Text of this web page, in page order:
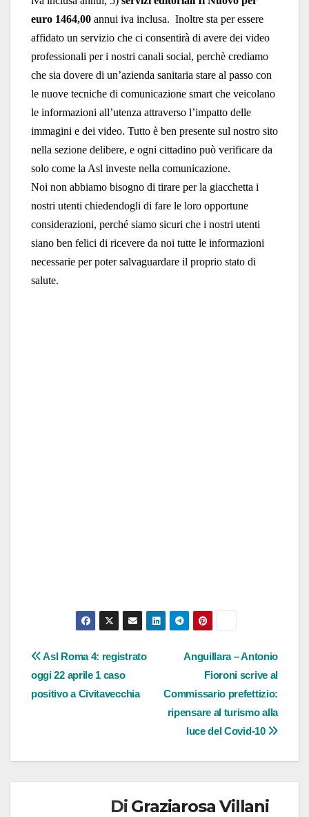
euro 1464,00 annui iva inclusa. Inoltre sta per essere
affidato un servizio che ci consentirà di avere dei video
professionali per i nostri canali social, perchè crediamo
che sia dovere di un’azienda sanitaria stare al passo con
le nuove tecniche di comunicazione smart che veicolano
le informazioni all’utenza attraverso l’impatto delle
immagini e dei video. Tutto è ben presente sul nostro sito
nella sezione delibere, e ogni cittadino può verificare da
solo come la Asl investe nella comunicazione.
Noi non abbiamo bisogno di tirare per la giacchetta i
nostri utenti chiedendogli di fare le loro opportune
considerazioni, perché siamo sicuri che i nostri utenti
siano ben felici di ricevere da noi tutte le informazioni
necessarie per poter salvaguardare il proprio stato di
salute.
Navigazione
articoli
Anguillara – Antonio
Fioroni scrive al
Commissario prefettizio:
ripensare al turismo alla
luce del Covid-10
Asl Roma 4: registrato
oggi 22 aprile 1 caso
positivo a Civitavecchia
Di Graziarosa Villani